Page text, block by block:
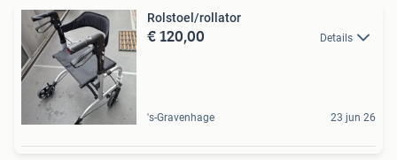
Rolstoel/rollator
€ 120,00 Details
's-Gravenhage 23 jun 26